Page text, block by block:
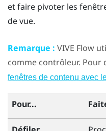
et faire pivoter les
de vue.
Remarque : VIVE Flow
comme contrôleur. Pour
fenêtres de contenu avec
Pour...